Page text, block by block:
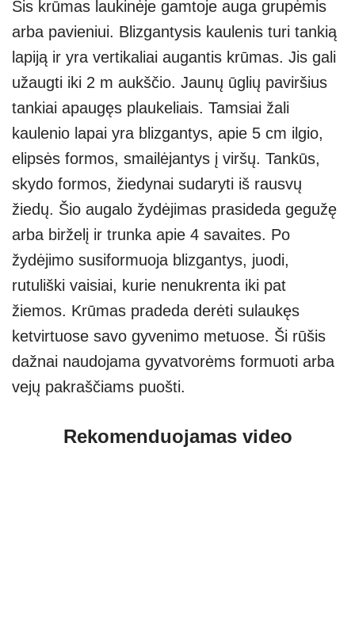
Šis krūmas laukinėje gamtoje auga grupėmis
arba pavieniui. Blizgantysis kaulenis turi tankią
lapiją ir yra vertikaliai augantis krūmas. Jis gali
užaugti iki 2 m aukščio. Jaunų ūglių paviršius
tankiai apaugęs plaukeliais. Tamsiai žali
kaulenio lapai yra blizgantys, apie 5 cm ilgio,
elipsės formos, smailėjantys į viršų. Tankūs,
skydo formos, žiedynai sudaryti iš rausvų
žiedų. Šio augalo žydėjimas prasideda gegužę
arba birželį ir trunka apie 4 savaites. Po
žydėjimo susiformuoja blizgantys, juodi,
rutuliški vaisiai, kurie nenukrenta iki pat
žiemos. Krūmas pradeda derėti sulaukęs
ketvirtuose savo gyvenimo metuose. Ši rūšis
dažnai naudojama gyvatvorėms formuoti arba
vejų pakraščiams puošti.
Rekomenduojamas video